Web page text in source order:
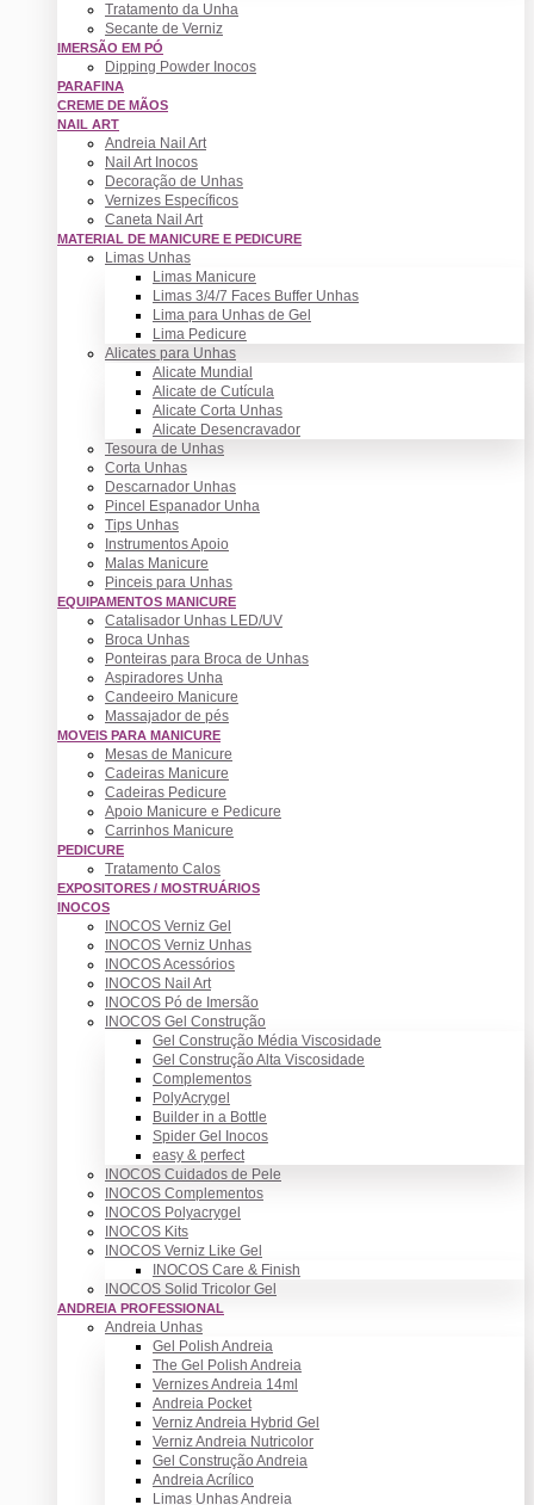
Tratamento da Unha
Secante de Verniz
IMERSÃO EM PÓ
Dipping Powder Inocos
PARAFINA
CREME DE MÃOS
NAIL ART
Andreia Nail Art
Nail Art Inocos
Decoração de Unhas
Vernizes Específicos
Caneta Nail Art
MATERIAL DE MANICURE E PEDICURE
Limas Unhas
Limas Manicure
Limas 3/4/7 Faces Buffer Unhas
Lima para Unhas de Gel
Lima Pedicure
Alicates para Unhas
Alicate Mundial
Alicate de Cutícula
Alicate Corta Unhas
Alicate Desencravador
Tesoura de Unhas
Corta Unhas
Descarnador Unhas
Pincel Espanador Unha
Tips Unhas
Instrumentos Apoio
Malas Manicure
Pinceis para Unhas
EQUIPAMENTOS MANICURE
Catalisador Unhas LED/UV
Broca Unhas
Ponteiras para Broca de Unhas
Aspiradores Unha
Candeeiro Manicure
Massajador de pés
MOVEIS PARA MANICURE
Mesas de Manicure
Cadeiras Manicure
Cadeiras Pedicure
Apoio Manicure e Pedicure
Carrinhos Manicure
PEDICURE
Tratamento Calos
EXPOSITORES / MOSTRUÁRIOS
INOCOS
INOCOS Verniz Gel
INOCOS Verniz Unhas
INOCOS Acessórios
INOCOS Nail Art
INOCOS Pó de Imersão
INOCOS Gel Construção
Gel Construção Média Viscosidade
Gel Construção Alta Viscosidade
Complementos
PolyAcrygel
Builder in a Bottle
Spider Gel Inocos
easy & perfect
INOCOS Cuidados de Pele
INOCOS Complementos
INOCOS Polyacrygel
INOCOS Kits
INOCOS Verniz Like Gel
INOCOS Care & Finish
INOCOS Solid Tricolor Gel
ANDREIA PROFESSIONAL
Andreia Unhas
Gel Polish Andreia
The Gel Polish Andreia
Vernizes Andreia 14ml
Andreia Pocket
Verniz Andreia Hybrid Gel
Verniz Andreia Nutricolor
Gel Construção Andreia
Andreia Acrílico
Limas Unhas Andreia